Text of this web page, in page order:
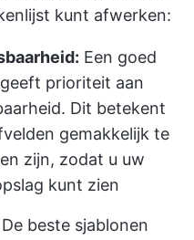
kunt afwerken:
Een goed
prioriteit aan
Dit betekent
gemakkelijk te
zijn, zodat u uw
kunt zien
De beste sjablonen